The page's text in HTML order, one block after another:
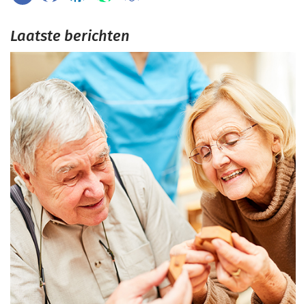
Laatste berichten